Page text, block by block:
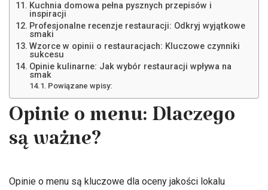
Kuchnia domowa pełna pysznych przepisów i
inspiracji
Profesjonalne recenzje restauracji: Odkryj wyjątkowe
smaki
Wzorce w opinii o restauracjach: Kluczowe czynniki
sukcesu
Opinie kulinarne: Jak wybór restauracji wpływa na
smak
Powiązane wpisy:
Opinie o menu: Dlaczego
są ważne?
Opinie o menu są kluczowe dla oceny jakości lokalu